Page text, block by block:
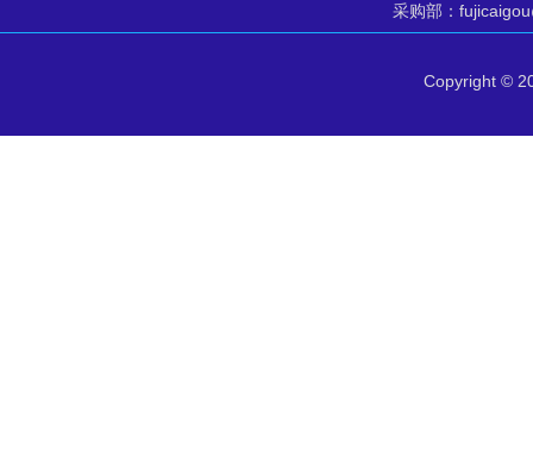
采购部：
Copyright ©